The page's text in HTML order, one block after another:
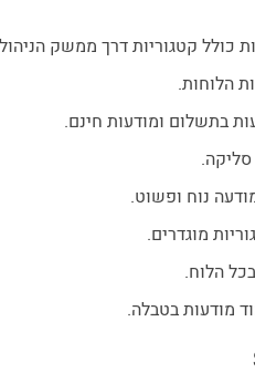
כולל קטגוריות דרך ממשק
הלוחות.
בתשלום ומודעות חינם.
נוח ופשוט.
מוגדרים.
הלוח.
מודעות בטבלה.